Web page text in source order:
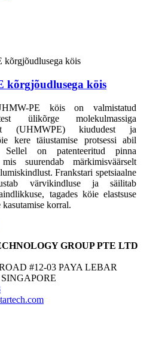
kõrgjõudlusega köis
PE köis on valmistatud
ülikõrge molekulmassiga
(UHMWPE) kiududest ja
kere täiustamise protsessi abil
Sellel on patenteeritud pinna
suurendab märkimisväärselt
Frankstari spetsiaalne
värvikindluse ja säilitab
tagades köie elastsuse
korral.
GROUP PTE LTD
#12-03 PAYA LEBAR